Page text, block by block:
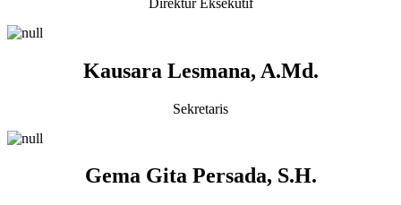
Kausara Lesmana, A.Md.
Sekretaris
Gema Gita Persada, S.H.